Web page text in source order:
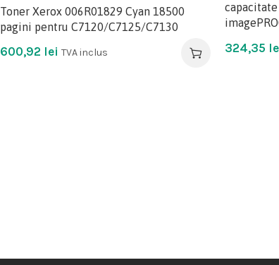
Toner Xerox 006R01829 Cyan 18500
pagini pentru C7120/C7125/C7130
600,92 lei TVA inclus 324,35